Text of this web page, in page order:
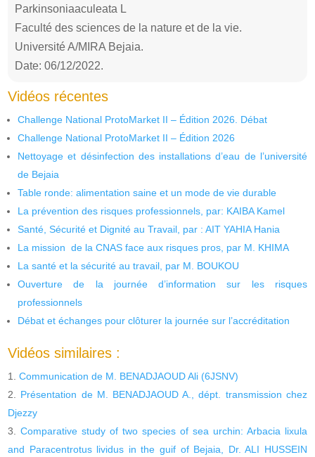
Parkinsoniaaculeata L
Faculté des sciences de la nature et de la vie.
Université A/MIRA Bejaia.
Date: 06/12/2022.
Vidéos récentes
Challenge National ProtoMarket II – Édition 2026. Débat
Challenge National ProtoMarket II – Édition 2026
Nettoyage et désinfection des installations d’eau de l’université
de Bejaia
Table ronde: alimentation saine et un mode de vie durable
La prévention des risques professionnels, par: KAIBA Kamel
Santé, Sécurité et Dignité au Travail, par : AIT YAHIA Hania
La mission de la CNAS face aux risques pros, par M. KHIMA
La santé et la sécurité au travail, par M. BOUKOU
Ouverture de la journée d’information sur les risques
professionnels
Débat et échanges pour clôturer la journée sur l’accréditation
Vidéos similaires :
Communication de M. BENADJAOUD Ali (6JSNV)
Présentation de M. BENADJAOUD A., dépt. transmission chez
Djezzy
Comparative study of two species of sea urchin: Arbacia lixula
and Paracentrotus lividus in the guif of Bejaia, Dr. ALI HUSSEIN